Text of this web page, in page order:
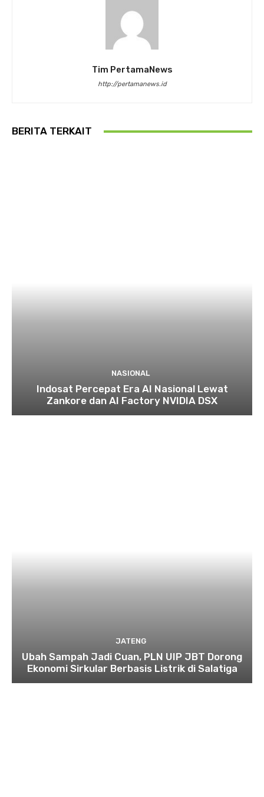
Tim PertamaNews
http://pertamanews.id
BERITA TERKAIT
NASIONAL
Indosat Percepat Era AI Nasional Lewat
Zankore dan AI Factory NVIDIA DSX
JATENG
Ubah Sampah Jadi Cuan, PLN UIP JBT Dorong
Ekonomi Sirkular Berbasis Listrik di Salatiga